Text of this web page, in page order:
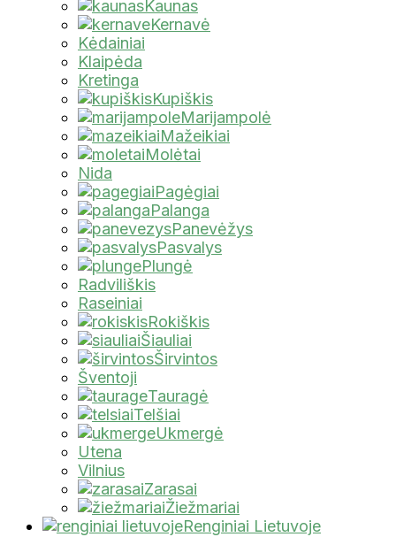
Kaunas
Kernavė
Kėdainiai
Klaipėda
Kretinga
Kupiškis
Marijampolė
Mažeikiai
Molėtai
Nida
Pagėgiai
Palanga
Panevėžys
Pasvalys
Plungė
Radviliškis
Raseiniai
Rokiškis
Šiauliai
Širvintos
Šventoji
Tauragė
Telšiai
Ukmergė
Utena
Vilnius
Zarasai
Žiežmariai
Renginiai Lietuvoje